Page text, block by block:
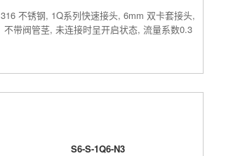
316 不锈钢, 1Q系列快速接头, 6mm 双卡套接头,
不带阀管茎, 未连接时呈开启状态, 流量系数0.3
S6-S-1Q6-N3